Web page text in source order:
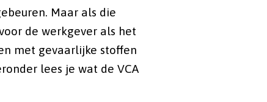
Maar als die
de werkgever als het
met gevaarlijke stoffen
lees je wat de VCA